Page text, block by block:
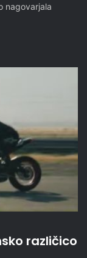
nagovarjala
različico